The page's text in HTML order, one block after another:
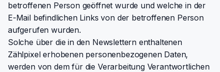
betroffenen Person geöffnet wurde und welche in der
E-Mail befindlichen Links von der betroffenen Person
aufgerufen wurden.
Solche über die in den Newslettern enthaltenen
Zählpixel erhobenen personenbezogenen Daten,
werden von dem für die Verarbeitung Verantwortlichen